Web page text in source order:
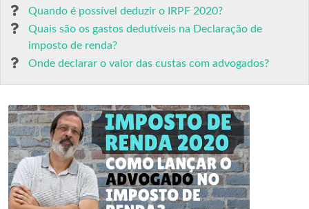
Quando é possível deduzir o IRPF 2020?
Quais são os gastos dedutíveis na Declaração de
imposto de renda?
Onde declarar o valor das custas com advogados?